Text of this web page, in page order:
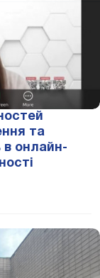
та
в онлайн-